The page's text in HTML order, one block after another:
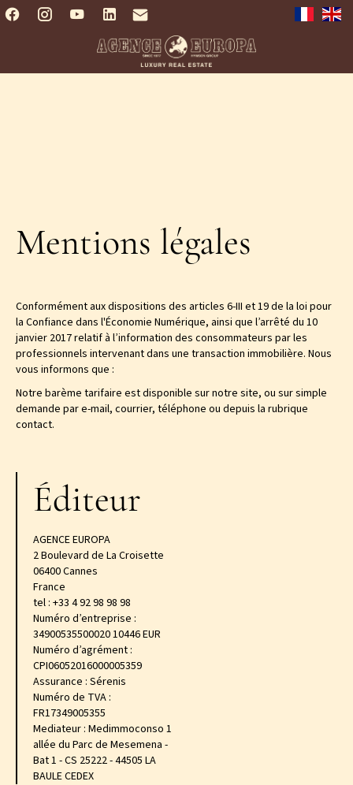
Mentions légales
Conformément aux dispositions des articles 6-III et 19 de la loi pour
la Confiance dans l'Économie Numérique, ainsi que l’arrêté du 10
janvier 2017 relatif à l’information des consommateurs par les
professionnels intervenant dans une transaction immobilière. Nous
vous informons que :
Notre barème tarifaire est disponible sur notre site, ou sur simple
demande par e-mail, courrier, téléphone ou depuis la rubrique
contact.
Éditeur
AGENCE EUROPA
2 Boulevard de La Croisette
06400 Cannes
France
tel : +33 4 92 98 98 98
Numéro d’entreprise :
34900535500020 10446 EUR
Numéro d’agrément :
CPI06052016000005359
Assurance : Sérenis
Numéro de TVA :
FR17349005355
Mediateur : Medimmoconso 1
allée du Parc de Mesemena -
Bat 1 - CS 25222 - 44505 LA
BAULE CEDEX